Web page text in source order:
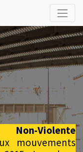
Non-Violente
mouvements